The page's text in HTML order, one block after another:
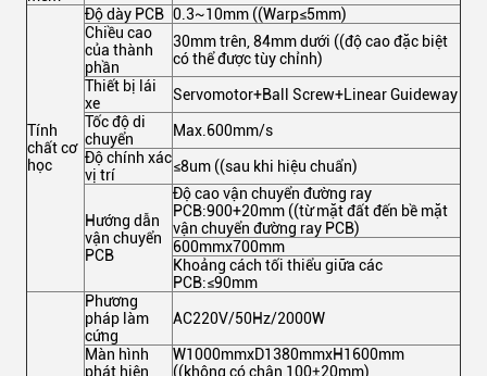
Tính
chất cơ
học
Độ dày PCB 0.3~10mm ((Warp≤5mm)
Chiều cao
của thành
phần
30mm trên, 84mm dưới ((độ cao đặc biệt
có thể được tùy chỉnh)
Thiết bị lái
xe
Servomotor+Ball Screw+Linear Guideway
Tốc độ di
chuyển
Max.600mm/s
Độ chính xác
vị trí
≤8um ((sau khi hiệu chuẩn)
Hướng dẫn
vận chuyển
PCB
Độ cao vận chuyển đường ray
PCB:900+20mm ((từ mặt đất đến bề mặt
vận chuyển đường ray PCB)
600mmx700mm
Khoảng cách tối thiểu giữa các
PCB:≤90mm
Phương
pháp làm
cứng
AC220V/50Hz/2000W
Màn hình
phát hiện
W1000mmxD1380mmxH1600mm
((không có chân 100±20mm)